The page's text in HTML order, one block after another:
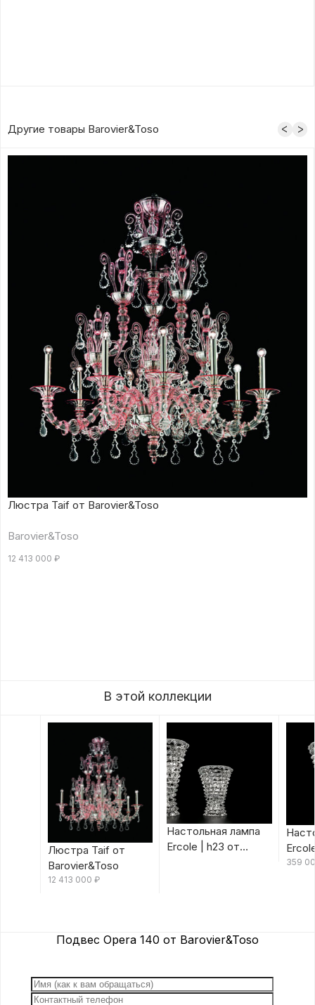
Другие товары Barovier&Toso
Люстра Taif от Barovier&Toso
Barovier&Toso
12 413 000 ₽
В этой коллекции
Люстра Taif от
Barovier&Toso
12 413 000 ₽
Настольная лампа
Ercole | h23 от
359
Подвес Opera 140 от Barovier&Toso